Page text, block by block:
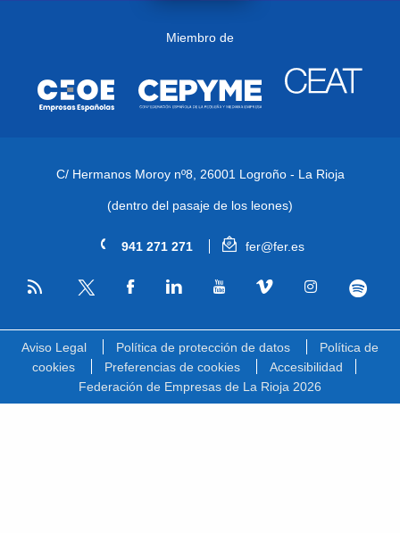
Miembro de
C/ Hermanos Moroy nº8, 26001 Logroño - La Rioja
(dentro del pasaje de los leones)
941 271 271 fer@fer.es
RSS
Aviso Legal Política de protección de datos
Política de
cookies
Preferencias de cookies
Accesibilidad
Federación de Empresas de La Rioja 2026